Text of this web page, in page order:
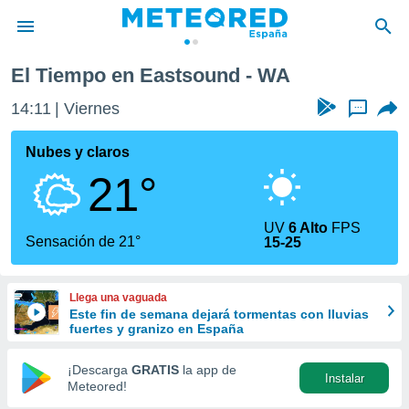
de
por
que se
calidad.
a este
las
y
forma
digital
basada
El Tiempo en Eastsound - WA
14:11 Viernes ...
Nubes y claros
21°
Sensación de 21°
UV6 Alto FPS
15-25
Llega una vaguada
Este fin de semana dejará tormentas con lluvias
fuertes y granizo en España
¡Descarga GRATIS la app de
Meteored!
Instalar